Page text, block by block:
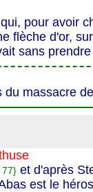
pour avoir
flèche d'or,
sans
du massacre
77} et d'après
est le